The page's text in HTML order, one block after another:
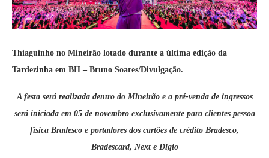
Thiaguinho no Mineirão lotado durante a última edição da
Tardezinha em BH – Bruno Soares/Divulgação.
A festa será realizada dentro do Mineirão e a pré-venda de ingressos
será iniciada em 05 de novembro exclusivamente para clientes pessoa
física Bradesco e portadores dos cartões de crédito Bradesco,
Bradescard, Next e Digio